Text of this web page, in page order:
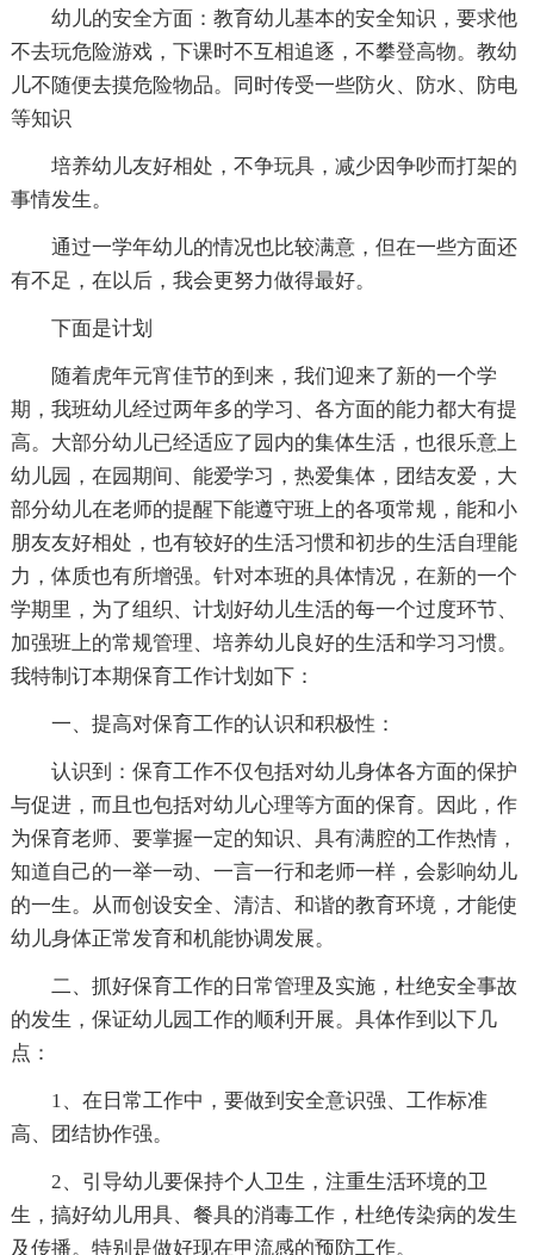
幼儿的安全方面：教育幼儿基本的安全知识，要求他
不去玩危险游戏，下课时不互相追逐，不攀登高物。教幼
儿不随便去摸危险物品。同时传受一些防火、防水、防电
等知识
培养幼儿友好相处，不争玩具，减少因争吵而打架的
事情发生。
通过一学年幼儿的情况也比较满意，但在一些方面还
有不足，在以后，我会更努力做得最好。
下面是计划
随着虎年元宵佳节的到来，我们迎来了新的一个学
期，我班幼儿经过两年多的学习、各方面的能力都大有提
高。大部分幼儿已经适应了园内的集体生活，也很乐意上
幼儿园，在园期间、能爱学习，热爱集体，团结友爱，大
部分幼儿在老师的提醒下能遵守班上的各项常规，能和小
朋友友好相处，也有较好的生活习惯和初步的生活自理能
力，体质也有所增强。针对本班的具体情况，在新的一个
学期里，为了组织、计划好幼儿生活的每一个过度环节、
加强班上的常规管理、培养幼儿良好的生活和学习习惯。
我特制订本期保育工作计划如下：
一、提高对保育工作的认识和积极性：
认识到：保育工作不仅包括对幼儿身体各方面的保护
与促进，而且也包括对幼儿心理等方面的保育。因此，作
为保育老师、要掌握一定的知识、具有满腔的工作热情，
知道自己的一举一动、一言一行和老师一样，会影响幼儿
的一生。从而创设安全、清洁、和谐的教育环境，才能使
幼儿身体正常发育和机能协调发展。
二、抓好保育工作的日常管理及实施，杜绝安全事故
的发生，保证幼儿园工作的顺利开展。具体作到以下几
点：
1、在日常工作中，要做到安全意识强、工作标准
高、团结协作强。
2、引导幼儿要保持个人卫生，注重生活环境的卫
生，搞好幼儿用具、餐具的消毒工作，杜绝传染病的发生
及传播。特别是做好现在甲流感的预防工作。